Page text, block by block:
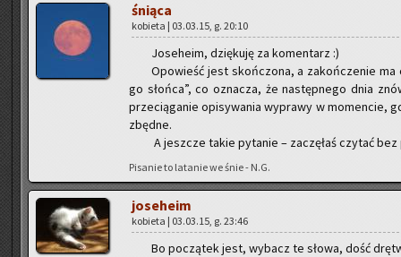
śnią­ca
ko­bie­ta | 03.03.15, g. 20:10
Jo­se­he­im, dzię­ku­ję za ko­men­tarz :)
Opo­wieść jest skoń­czo­na, a za­koń­cze­nie
go słoń­ca”, co ozna­cza, że na­stęp­ne­go dnia
prze­cią­ga­nie opi­sy­wa­nia wy­pra­wy w mo­men­cie,
zbęd­ne.
A jesz­cze takie py­ta­nie – za­czę­łaś czy­tać
Pi­sa­nie to la­ta­nie we śnie - N.G.
jo­se­he­im
ko­bie­ta | 03.03.15, g. 23:46
Bo po­czą­tek jest, wy­bacz te słowa, dość